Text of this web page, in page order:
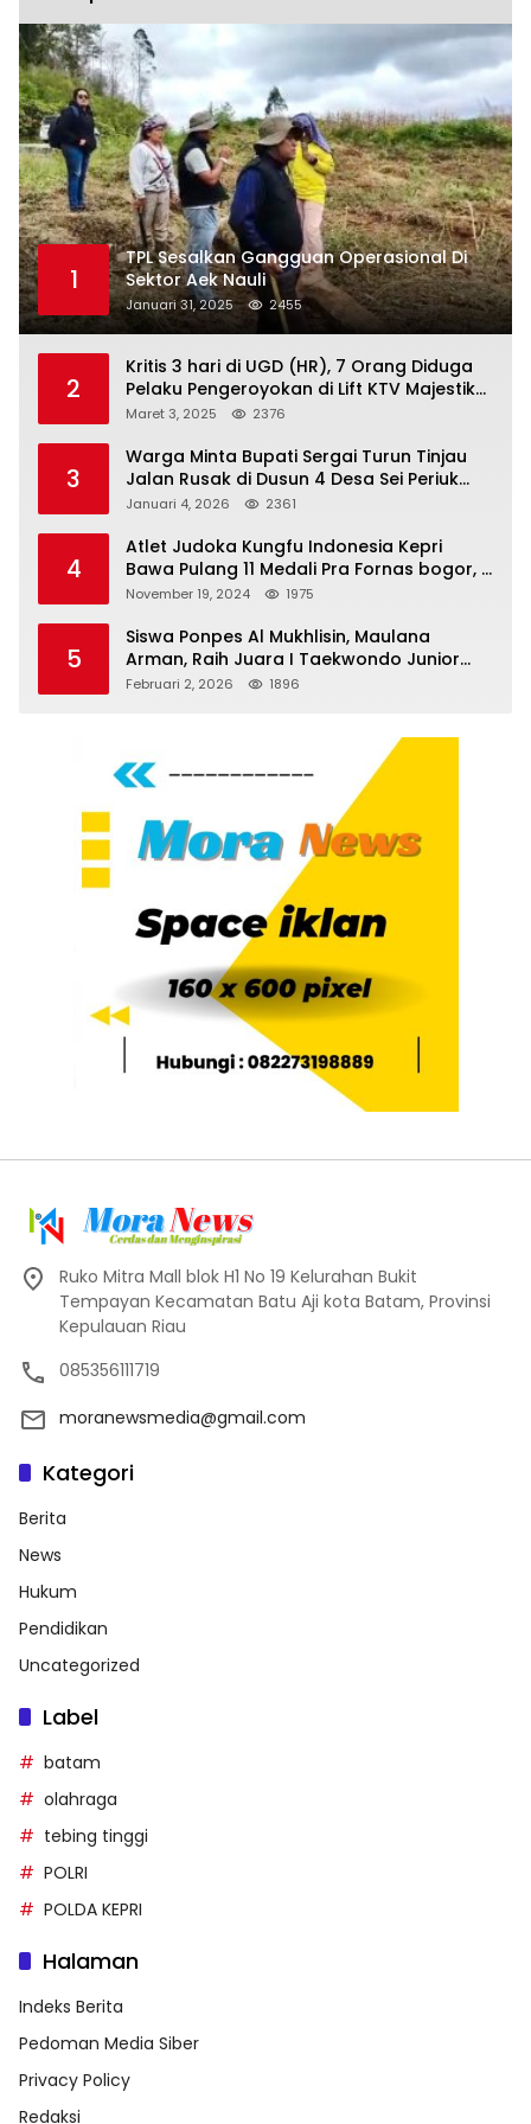
1
TPL Sesalkan Gangguan Operasional Di
Sektor Aek Nauli
Januari 31, 2025 2455
2
Kritis 3 hari di UGD (HR), 7 Orang Diduga
Pelaku Pengeroyokan di Lift KTV Majestik
Melenggang Bebas, Kantor Hukum JAP
Tanjungpinang
Maret 3, 2025 2376
3
Warga Minta Bupati Sergai Turun Tinjau
Jalan Rusak di Dusun 4 Desa Sei Periuk
Serdang Bedagai
Januari 4, 2026 2361
4
Atlet Judoka Kungfu Indonesia Kepri
Bawa Pulang 11 Medali Pra Fornas bogor, 3
Emas dan 8 Perunggu.
November 19, 2024 1975
5
Siswa Ponpes Al Mukhlisin, Maulana
Arman, Raih Juara I Taekwondo Junior
Putra di Riau National Championship 2026
Februari 2, 2026 1896
Ruko Mitra Mall blok H1 No 19 Kelurahan Bukit
Tempayan Kecamatan Batu Aji kota Batam, Provinsi
Kepulauan Riau
085356111719
moranewsmedia@gmail.com
Kategori
Berita
News
Hukum
Pendidikan
Uncategorized
Label
batam
olahraga
tebing tinggi
POLRI
POLDA KEPRI
Halaman
Indeks Berita
Pedoman Media Siber
Privacy Policy
Redaksi